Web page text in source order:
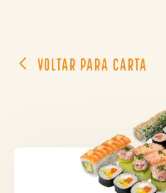
Voltar para Carta